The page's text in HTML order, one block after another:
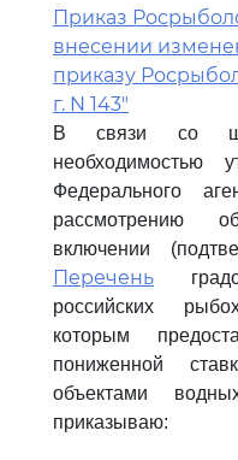
Приказ
внесении
приказу
г. N 143"
В связи со
необходимостью
Федерального
рассмотрению
включении
Перечень
российских
которым
пониженной
объектами
приказываю: